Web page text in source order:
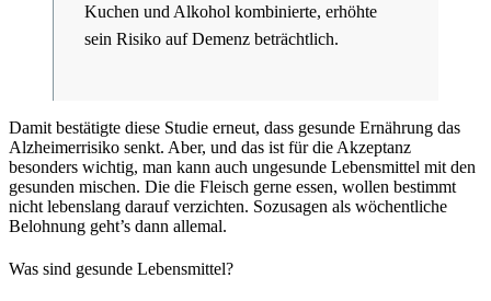
Kuchen und Alkohol kombinierte, erhöhte
sein Risiko auf Demenz beträchtlich.
Damit bestätigte diese Studie erneut, dass gesunde Ernährung das
Alzheimerrisiko senkt. Aber, und das ist für die Akzeptanz
besonders wichtig, man kann auch ungesunde Lebensmittel mit den
gesunden mischen. Die die Fleisch gerne essen, wollen bestimmt
nicht lebenslang darauf verzichten. Sozusagen als wöchentliche
Belohnung geht’s dann allemal.
Was sind gesunde Lebensmittel?